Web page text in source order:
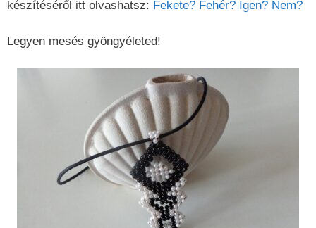
készítéséről itt olvashatsz: Fekete? Fehér? Igen? Nem?
Legyen mesés gyöngyéleted!